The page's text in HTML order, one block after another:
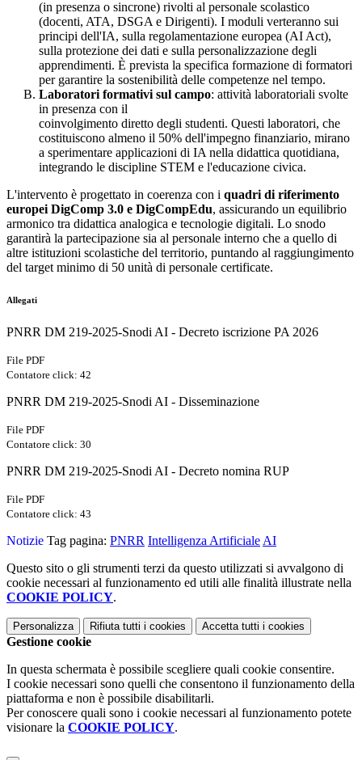
(in presenza o sincrone) rivolti al personale scolastico
(docenti, ATA, DSGA e Dirigenti). I moduli verteranno sui
principi dell'IA, sulla regolamentazione europea (AI Act),
sulla protezione dei dati e sulla personalizzazione degli
apprendimenti. È prevista la specifica formazione di formatori
per garantire la sostenibilità delle competenze nel tempo.
Laboratori formativi sul campo: attività laboratoriali svolte
in presenza con il
coinvolgimento diretto degli studenti. Questi laboratori, che
costituiscono almeno il 50% dell'impegno finanziario, mirano
a sperimentare applicazioni di IA nella didattica quotidiana,
integrando le discipline STEM e l'educazione civica.
L'intervento è progettato in coerenza con i quadri di riferimento
europei DigComp 3.0 e DigCompEdu, assicurando un equilibrio
armonico tra didattica analogica e tecnologie digitali. Lo snodo
garantirà la partecipazione sia al personale interno che a quello di
altre istituzioni scolastiche del territorio, puntando al raggiungimento
del target minimo di 50 unità di personale certificate.
Allegati
PNRR DM 219-2025-Snodi AI - Decreto iscrizione PA 2026
File PDF
Contatore click: 42
PNRR DM 219-2025-Snodi AI - Disseminazione
File PDF
Contatore click: 30
PNRR DM 219-2025-Snodi AI - Decreto nomina RUP
File PDF
Contatore click: 43
Notizie Tag pagina: PNRR Intelligenza Artificiale AI
Questo sito o gli strumenti terzi da questo utilizzati si avvalgono di
cookie necessari al funzionamento ed utili alle finalità illustrate nella
COOKIE POLICY.
Personalizza Rifiuta tutti i cookies Accetta tutti i cookies
Gestione cookie
In questa schermata è possibile scegliere quali cookie consentire.
I cookie necessari sono quelli che consentono il funzionamento della
piattaforma e non è possibile disabilitarli.
Per conoscere quali sono i cookie necessari al funzionamento potete
visionare la COOKIE POLICY.